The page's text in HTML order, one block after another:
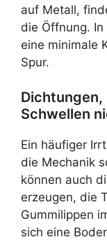
auf Metall,
die Öffnung.
eine minimale
Spur.
Dichtungen,
Schwellen
Ein häufiger
die Mechanik
können auch
erzeugen, die
Gummilippen
sich eine